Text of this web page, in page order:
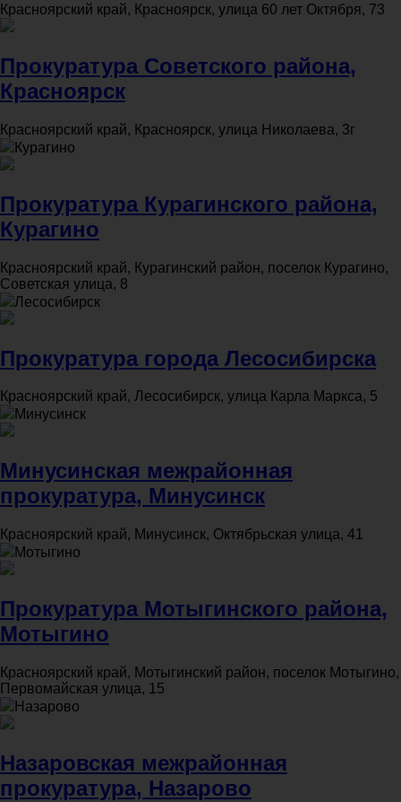
Красноярский край, Красноярск, улица 60 лет Октября, 73
Прокуратура Советского района,
Красноярск
Красноярский край, Красноярск, улица Николаева, 3г
Курагино
Прокуратура Курагинского района,
Курагино
Красноярский край, Курагинский район, поселок Курагино,
Советская улица, 8
Лесосибирск
Прокуратура города Лесосибирска
Красноярский край, Лесосибирск, улица Карла Маркса, 5
Минусинск
Минусинская межрайонная
прокуратура, Минусинск
Красноярский край, Минусинск, Октябрьская улица, 41
Мотыгино
Прокуратура Мотыгинского района,
Мотыгино
Красноярский край, Мотыгинский район, поселок Мотыгино,
Первомайская улица, 15
Назарово
Назаровская межрайонная
прокуратура, Назарово